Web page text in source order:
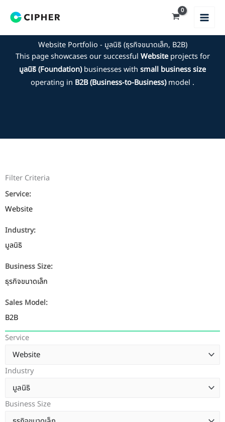
Website Portfolio - มูลนิธิ (ธุรกิจขนาดเล็ก, B2B)
This page showcases our successful Websiteprojects for
มูลนิธิ (Foundation)businesses with small business size
operating in B2B (Business-to-Business)model .
Filter Criteria
Service:
Website
Industry:
มูลนิธิ
Business Size:
ธุรกิจขนาดเล็ก
Sales Model:
B2B
Service
Industry
Business Size